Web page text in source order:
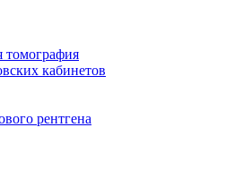
томография
кабинетов
рентгена